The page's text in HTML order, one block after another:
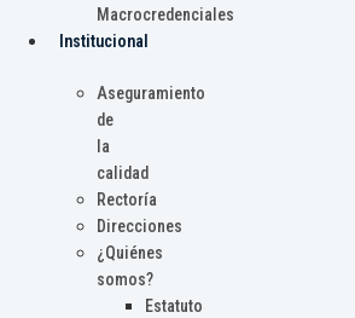
Macrocredenciales
Institucional
Aseguramiento
de
la
calidad
Rectoría
Direcciones
¿Quiénes
somos?
Estatuto